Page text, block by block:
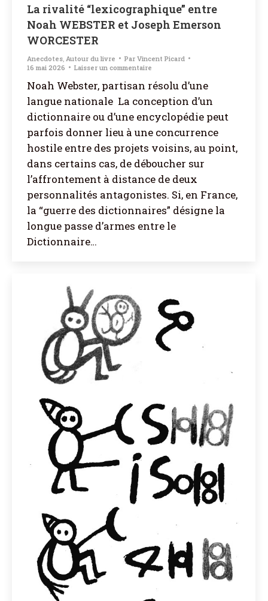
La rivalité “lexicographique” entre
Noah WEBSTER et Joseph Emerson
WORCESTER
Anecdotes Autour du livre Par Vincent Picard
16 mai 2026
Laisser un commentaire
Noah Webster, partisan résolu d’une
langue nationale La conception d’un
dictionnaire ou d’une encyclopédie peut
parfois donner lieu à une concurrence
hostile entre des projets voisins, au point,
dans certains cas, de déboucher sur
l’affrontement à distance de deux
personnalités antagonistes. Si, en France,
la “guerre des dictionnaires” désigne la
longue passe d’armes entre le
Dictionnaire…